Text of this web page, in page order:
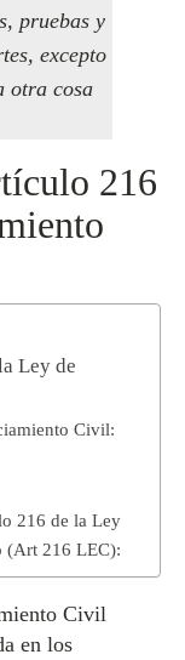
pruebas y
excepto
otra cosa
216
Ley de
Civil:
216 de la Ley
(Art 216 LEC):
Civil
en los